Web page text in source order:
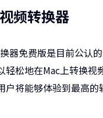
频转换器
器免费版是目前公认
轻松地在Mac上转换视
户将能够体验到最高的